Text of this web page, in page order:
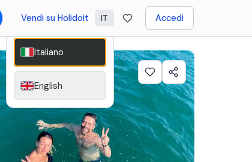
Vendi su Holidoit IT Accedi
Italiano
English